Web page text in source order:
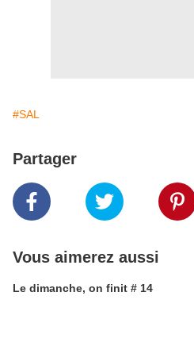
#SAL
Partager
Vous aimerez aussi
Le dimanche, on finit # 14